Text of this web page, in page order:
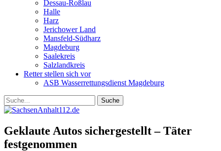
Dessau-Roßlau
Halle
Harz
Jerichower Land
Mansfeld-Südharz
Magdeburg
Saalekreis
Salzlandkreis
Retter stellen sich vor
ASB Wasserrettungsdienst Magdeburg
Geklaute Autos sichergestellt – Täter
festgenommen